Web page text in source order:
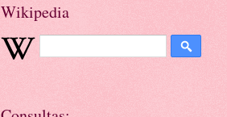
Wikipedia